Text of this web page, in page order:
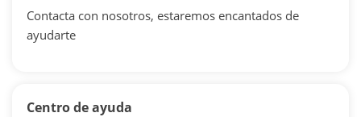
Contacta con nosotros, estaremos encantados de
ayudarte
Centro de ayuda